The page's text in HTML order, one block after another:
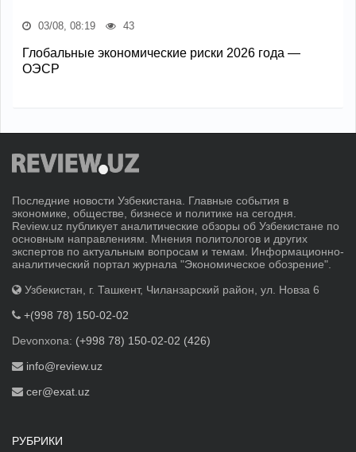
03/08, 08:19 43
Глобальные экономические риски 2026 года —
ОЭСР
Последние новости Узбекистана. Главные события в
экономике, обществе, бизнесе и политике на сегодня.
Review.uz публикует аналитические обзоры об Узбекистане по
основным направлениям. Мнения политологов и других
экспертов по актуальным вопросам и темам. Информационно-
аналитический портал журнала "Экономическое обозрение".
Узбекистан, г. Ташкент, Чиланзарский район, ул. Новза 6
+(998 78) 150-02-02
Devonxona: (+998 78) 150-02-02 (426)
info@review.uz
cer@exat.uz
РУБРИКИ